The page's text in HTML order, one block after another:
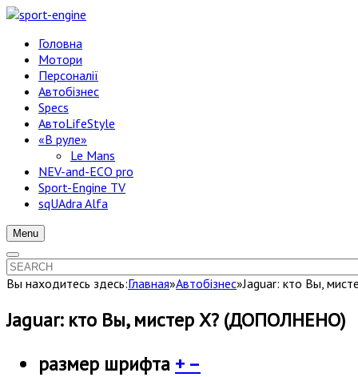
Головна
Мотори
Персоналії
Автобізнес
Specs
АвтоLifeStyle
«В руле»
Le Mans
NEV-and-ECO pro
Sport-Engine TV
sqUAdra Alfa
Menu
Вы находитесь здесь:Главная»Автобізнес»Jaguar: кто Вы,
Jaguar: кто Вы, мистер Х? (ДОПОЛНЕНО)
размер шрифта + –